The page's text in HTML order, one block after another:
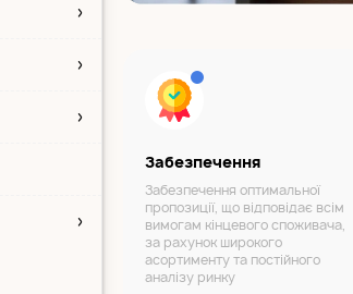
Забезпечення
Забезпечення оптимальної
пропозиції, що відповідає всім
вимогам кінцевого споживача,
за рахунок широкого
асортименту та постійного
аналізу ринку